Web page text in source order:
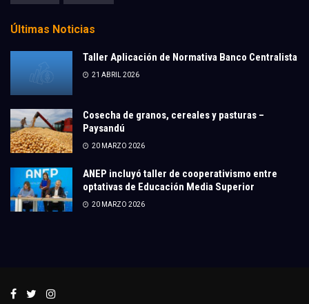
Últimas Noticias
Taller Aplicación de Normativa Banco Centralista
21 ABRIL 2026
Cosecha de granos, cereales y pasturas –
Paysandú
20 MARZO 2026
ANEP incluyó taller de cooperativismo entre
optativas de Educación Media Superior
20 MARZO 2026